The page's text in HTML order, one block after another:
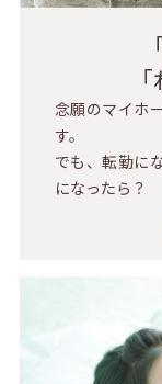
念願のマイホ
す。
でも、転勤に
になったら？